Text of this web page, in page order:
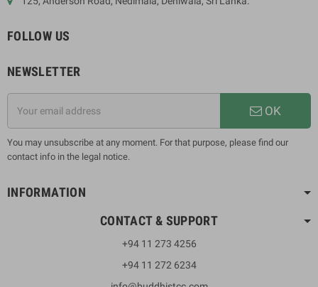
FOLLOW US
NEWSLETTER
OK
You may unsubscribe at any moment. For that purpose, please find our
contact info in the legal notice.
INFORMATION
CONTACT & SUPPORT
+94 11 273 4256
+94 11 272 6234